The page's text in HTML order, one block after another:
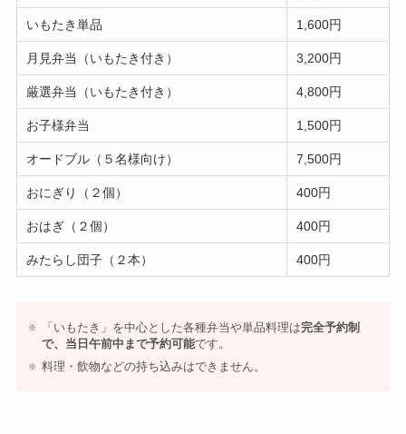
いもたき単品 1,600円
月見弁当（いもたき付き） 3,200円
厳選弁当（いもたき付き） 4,800円
お子様弁当 1,500円
オードブル（５名様向け） 7,500円
おにぎり（２個） 400円
おはぎ（２個） 400円
みたらし団子（２本） 400円
「いもたき」を中心とした各種弁当や単品料理は完全予約制
で、当日午前中まで予約可能です。
料理・飲物などの持ち込みはできません。